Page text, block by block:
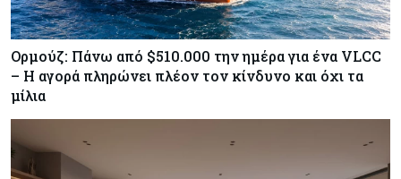
Ορμούζ: Πάνω από $510.000 την ημέρα για ένα VLCC
– Η αγορά πληρώνει πλέον τον κίνδυνο και όχι τα
μίλια